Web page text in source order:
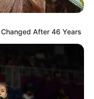
Forrás
After 46 Years